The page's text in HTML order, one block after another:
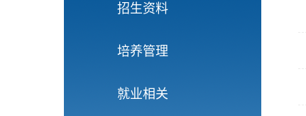
招生资料
培养管理
就业相关